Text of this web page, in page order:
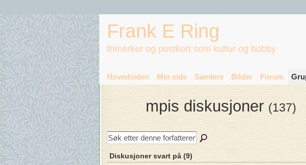
Frank E Ring
frimerker og postkort som kultur og hobby
Hovedsiden Min side Samlere Bilder Forum
mpis diskusjoner (137)
Diskusjoner svart på (9)